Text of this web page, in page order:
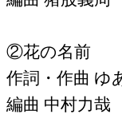
②花の名前
作詞・作曲 ゆ
編曲 中村力哉